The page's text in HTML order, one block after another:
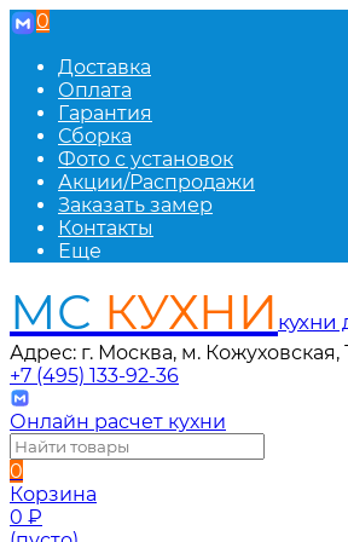
0
Доставка
Оплата
Гарантия
Сборка
Фото с установок
Акции/Распродажи
Заказать замер
Контакты
Еще
МС КУХНИ кухни
Адрес: г. Москва, м.
+7 (495) 133-92-36
Онлайн расчет кухни
0
Корзина
0 ₽